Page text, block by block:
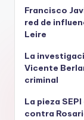
Francisco
red de
Leire
La
Vicente
criminal
La pieza
contra